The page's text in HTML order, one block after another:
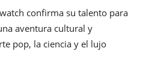
confirma su talento para
aventura cultural y
pop, la ciencia y el lujo